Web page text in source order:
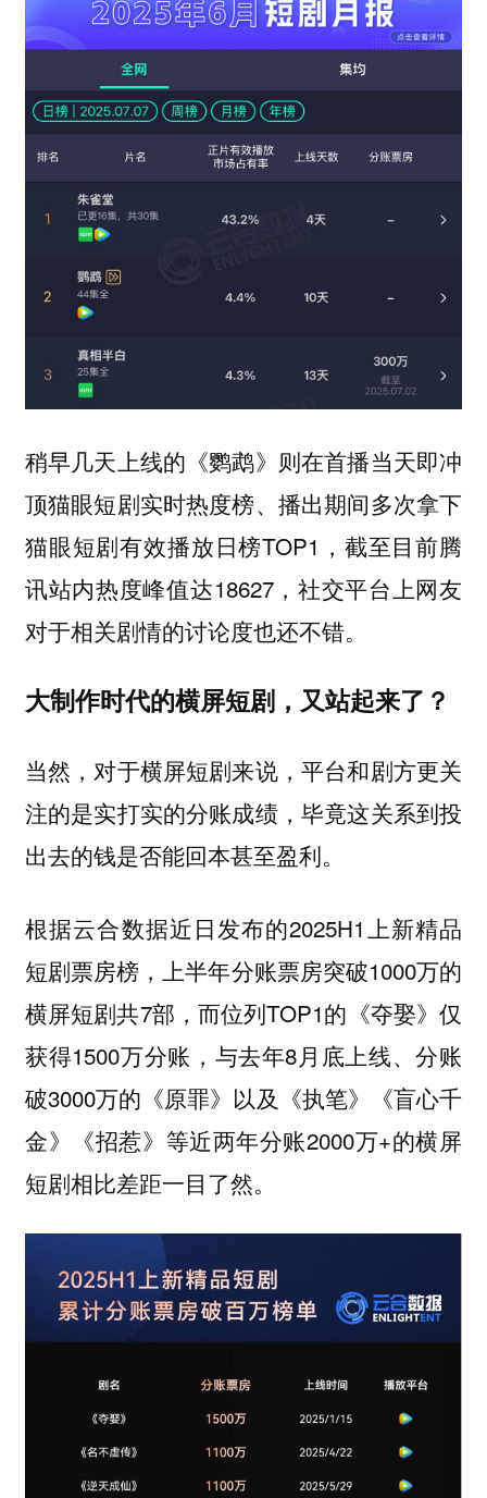
稍早几天上线的《鹦鹉》则在首播当天即冲
顶猫眼短剧实时热度榜、播出期间多次拿下
猫眼短剧有效播放日榜TOP1，截至目前腾
讯站内热度峰值达18627，社交平台上网友
对于相关剧情的讨论度也还不错。
大制作时代的横屏短剧，又站起来了？
当然，对于横屏短剧来说，平台和剧方更关
注的是实打实的分账成绩，毕竟这关系到投
出去的钱是否能回本甚至盈利。
根据云合数据近日发布的2025H1上新精品
短剧票房榜，上半年分账票房突破1000万的
横屏短剧共7部，而位列TOP1的《夺娶》仅
获得1500万分账，与去年8月底上线、分账
破3000万的《原罪》以及《执笔》《盲心千
金》《招惹》等近两年分账2000万+的横屏
短剧相比差距一目了然。